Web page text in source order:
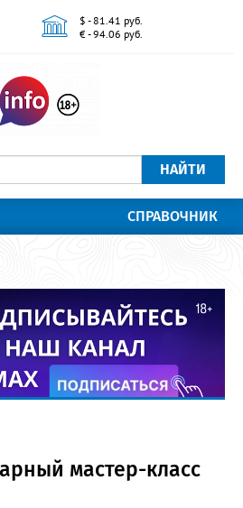
$ - 81.41 руб.
€ - 94.06 руб.
НАЙТИ
СПРАВОЧНИК
мастер-класс